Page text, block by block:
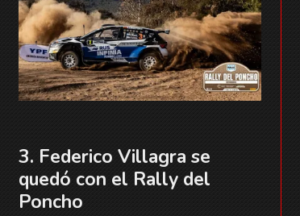
Federico Villagra se
quedó con el Rally del
Poncho